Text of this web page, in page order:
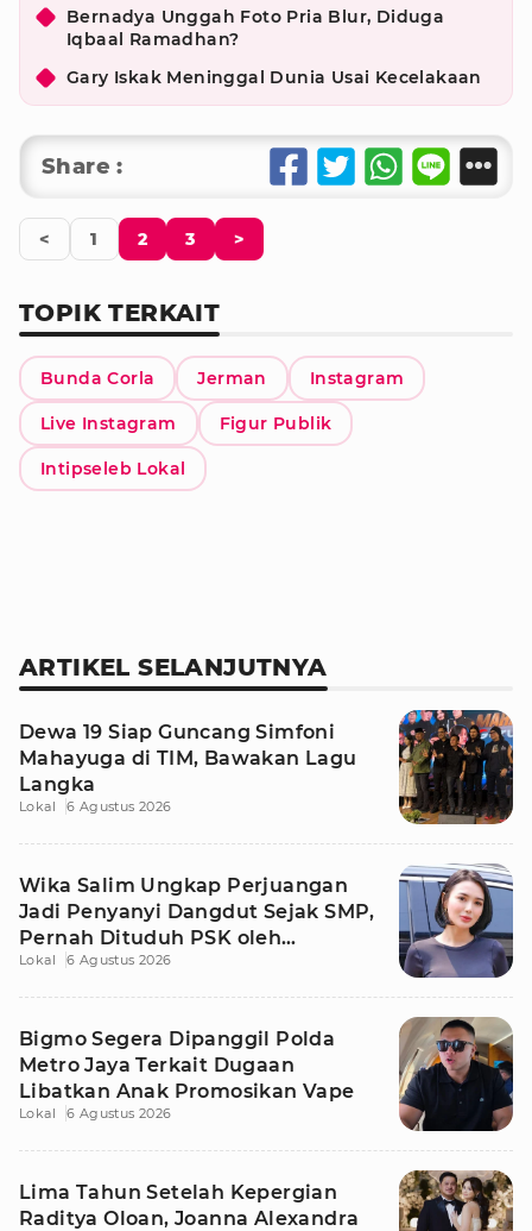
Bernadya Unggah Foto Pria Blur, Diduga
Iqbaal Ramadhan?
Gary Iskak Meninggal Dunia Usai Kecelakaan
Share :
< 1 2 3 >
TOPIK TERKAIT
Bunda Corla Jerman Instagram
Live Instagram Figur Publik
Intipseleb Lokal
ARTIKEL SELANJUTNYA
Dewa 19 Siap Guncang Simfoni
Mahayuga di TIM, Bawakan Lagu
Langka
Lokal 6 Agustus 2026
Wika Salim Ungkap Perjuangan
Jadi Penyanyi Dangdut Sejak SMP,
Pernah Dituduh PSK oleh
Tetangga
Lokal 6 Agustus 2026
Bigmo Segera Dipanggil Polda
Metro Jaya Terkait Dugaan
Libatkan Anak Promosikan Vape
Lokal 6 Agustus 2026
Lima Tahun Setelah Kepergian
Raditya Oloan, Joanna Alexandra